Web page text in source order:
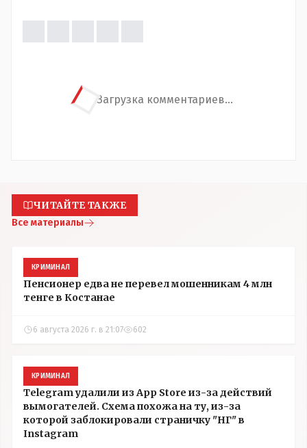
Загрузка комментариев...
ЧИТАЙТЕ ТАКЖЕ
Все материалы
КРИМИНАЛ
Пенсионер едва не перевел мошенникам 4 млн
тенге в Костанае
6 августа 2026 г. в 21:07 602
КРИМИНАЛ
Telegram удалили из App Store из-за действий
вымогателей. Схема похожа на ту, из-за
которой заблокировали страничку "НГ" в
Instagram